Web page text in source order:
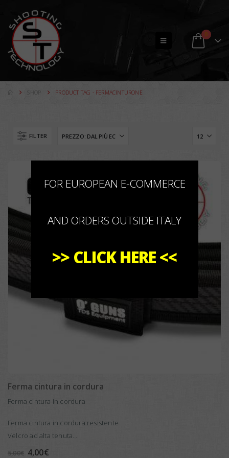
0
PRODUCT TAG - FERMACINTURONE
FILTER
Ferma cintura in cordura
Ferma cintura in cordura
Ferma cintura in cordura resistente
Velcro ad alta tenuta
Etichetta sovra-iniettata a doppia iniezione con logo a rilievo
5,00€ Il
4,00€Il
FOR EUROPEAN E-COMMERCE
AND ORDERS OUTSIDE ITALY
>> CLICK HERE<<